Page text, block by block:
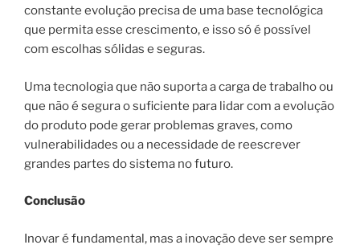
constante evolução precisa de uma base tecnológica
que permita esse crescimento, e isso só é possível
com escolhas sólidas e seguras.
Uma tecnologia que não suporta a carga de trabalho ou
que não é segura o suficiente para lidar com a evolução
do produto pode gerar problemas graves, como
vulnerabilidades ou a necessidade de reescrever
grandes partes do sistema no futuro.
Conclusão
Inovar é fundamental, mas a inovação deve ser sempre